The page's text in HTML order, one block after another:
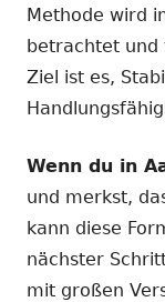
Methode wird
betrachtet und
Ziel ist es,
Wenn du in
und merkst,
kann diese
nächster
mit großen